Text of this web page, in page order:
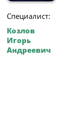
Специалист:
Козлов
Игорь
Андреевич